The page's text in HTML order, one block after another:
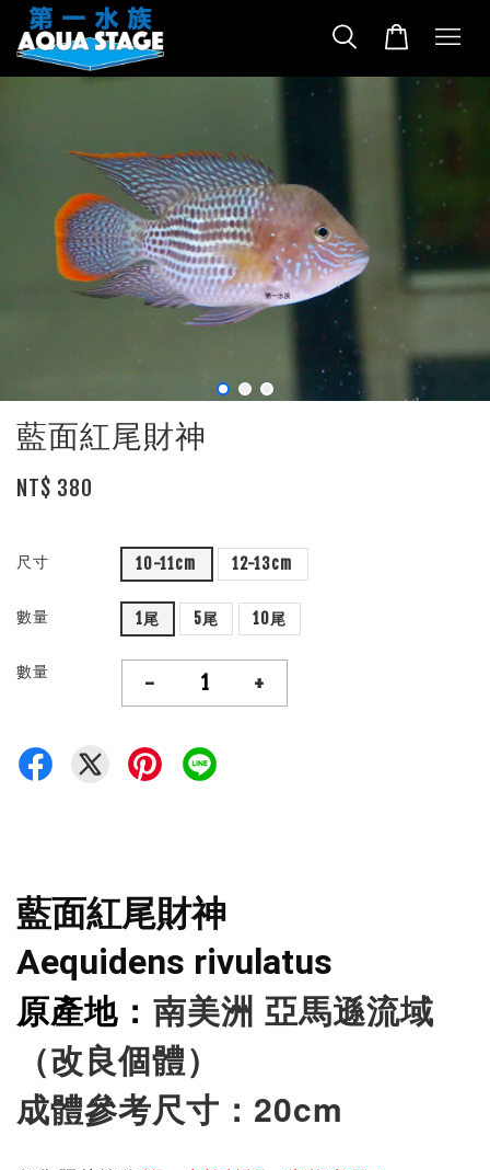
藍面紅尾財神
NT$ 380
尺寸 10-11cm 12-13cm
數量 1尾 5尾 10尾
數量 - +
藍面紅尾財神
Aequidens rivulatus
原產地： 南美洲 亞馬遜流域
（改良個體）
成體參考尺寸：20cm